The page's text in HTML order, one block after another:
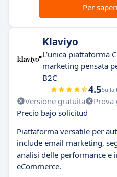
Per
Klaviyo
L’unica piattaforma
marketing pensata
B2C
4.5Sulla
Versione gratuita Prova
Precio bajo solicitud
Piattaforma versatile per
include email marketing,
analisi delle performance e
eCommerce.